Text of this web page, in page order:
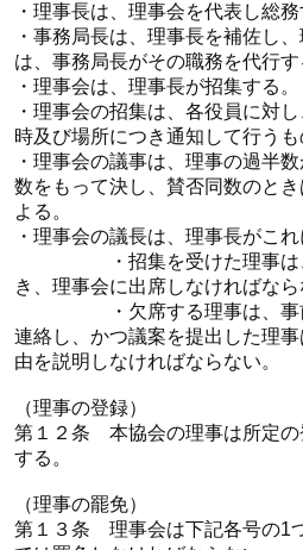
・理事長は、理事会を代表し総務
・事務局長は、理事長を補佐し
は、事務局長がその職務を代行す
・理事会は、理事長が招集する。
・理事会の招集は、各役員に対
時及び場所につき通知して行うも
・理事会の議事は、理事の過半
数をもって決し、賛否同数のと
よる。
・理事会の議長は、理事長がこれ
・招集を受けた理事は、
き、理事会に出席しなければなら
・欠席する理事は、事前
連絡し、かつ議案を提出した理
由を説明しなければならない。
（理事の登録）
第１２条 本協会の理事は所定の
する。
（理事の罷免）
第１３条 理事会は下記各号の1